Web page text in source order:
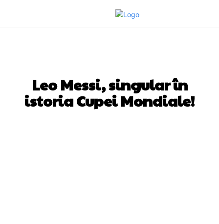
Leo Messi, singular în
istoria Cupei Mondiale!